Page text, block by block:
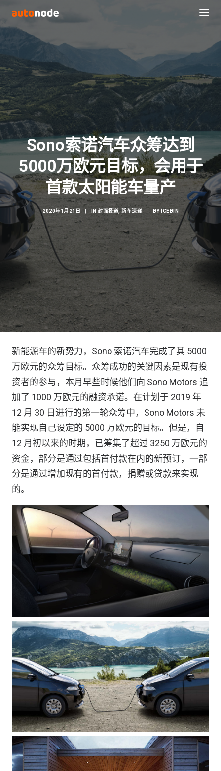
Search
Sono索诺汽车众筹达到
5000万欧元目标，会用于
首款太阳能车量产
2020年1月21日 IN 封面报道 ,新车速递 BY ICEBIN
新能源车的新势力，Sono 索诺汽车完成了其 5000
万欧元的众筹目标。众筹成功的关键因素是现有投
资者的参与，本月早些时候他们向 Sono Motors 追
加了 1000 万欧元的融资承诺。在计划于 2019 年
12 月 30 日进行的第一轮众筹中，Sono Motors 未
能实现自己设定的 5000 万欧元的目标。但是，自
12 月初以来的时期，已筹集了超过 3250 万欧元的
资金，部分是通过包括首付款在内的新预订，一部
分是通过增加现有的首付款，捐赠或贷款来实现
的。